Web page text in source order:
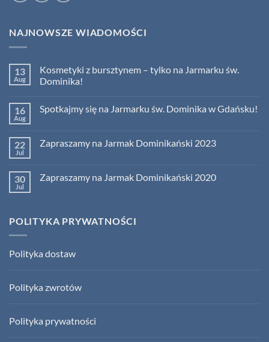
NAJNOWSZE WIADOMOŚCI
13
Aug
Kosmetyki z bursztynem – tylko na Jarmarku św.
Dominika!
on
Kosmetyki
–
tylko
Dominika!
16
Aug
Spotkajmy się na Jarmarku św. Dominika w Gdańsku!
Spotkajmy
św.
Dominika
22
Jul
Zapraszamy na Jarmak Dominikański 2023
Zapraszamy
30
Jul
Zapraszamy na Jarmak Dominikański 2020
na
POLITYKA PRYWATNOŚCI
Polityka dostaw
Polityka zwrotów
Polityka prywatności